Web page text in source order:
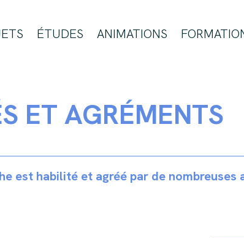
ÉTUDES ANIMATIONS
ET AGRÉMENTS
est habilité et agréé par de